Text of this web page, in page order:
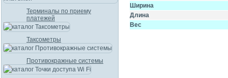
Ширина
Длина
Вес
Терминалы по приему
платежей
Таксометры
Противокражные системы